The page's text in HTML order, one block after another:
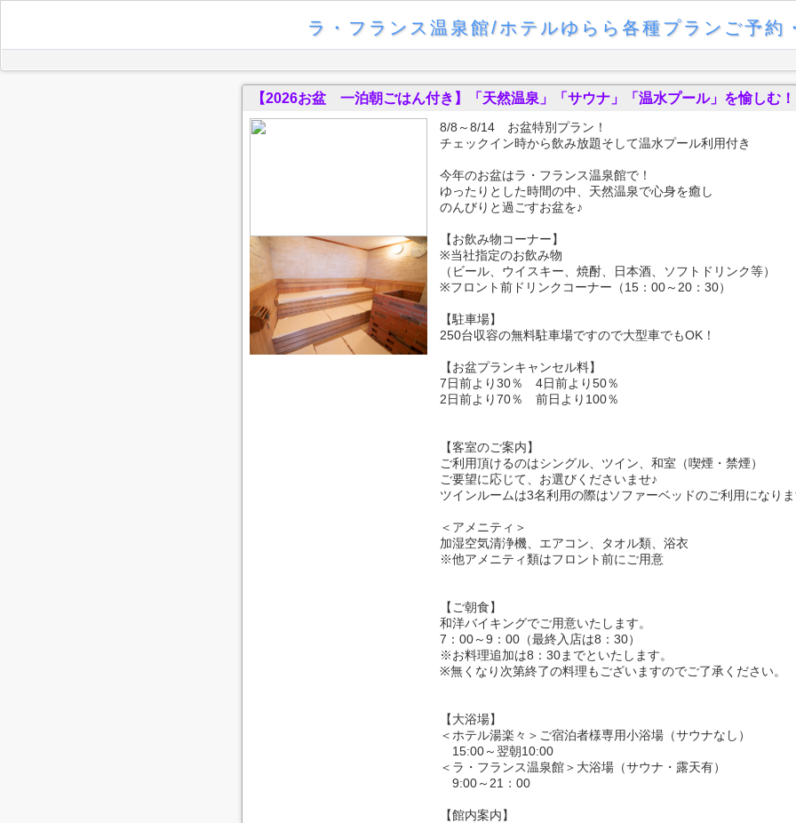
ラ・フランス温泉館/ホテルゆらら各種プランご予約
【2026お盆 一泊朝ごはん付き】「天然温泉」「サウナ」「温水プール」を愉しむ！
8/8～8/14 お盆特別プラン！
チェックイン時から飲み放題そして温水プール利用付き
今年のお盆はラ・フランス温泉館で！
ゆったりとした時間の中、天然温泉で心身を癒し
のんびりと過ごすお盆を♪
【お飲み物コーナー】
※当社指定のお飲み物
（ビール、ウイスキー、焼酎、日本酒、ソフトドリンク等）
※フロント前ドリンクコーナー（15：00～20：30）
【駐車場】
250台収容の無料駐車場ですので大型車でもOK！
【お盆プランキャンセル料】
7日前より30％ 4日前より50％
2日前より70％ 前日より100％
【客室のご案内】
ご利用頂けるのはシングル、ツイン、和室（喫煙・禁煙）
ご要望に応じて、お選びくださいませ♪
ツインルームは3名利用の際はソファーベッドのご利用になり
＜アメニティ＞
加湿空気清浄機、エアコン、タオル類、浴衣
※他アメニティ類はフロント前にご用意
【ご朝食】
和洋バイキングでご用意いたします。
7：00～9：00（最終入店は8：30）
※お料理追加は8：30までといたします。
※無くなり次第終了の料理もございますのでご了承ください。
【大浴場】
＜ホテル湯楽々＞ご宿泊者様専用小浴場（サウナなし）
15:00～翌朝10:00
＜ラ・フランス温泉館＞大浴場（サウナ・露天有）
9:00～21：00
【館内案内】